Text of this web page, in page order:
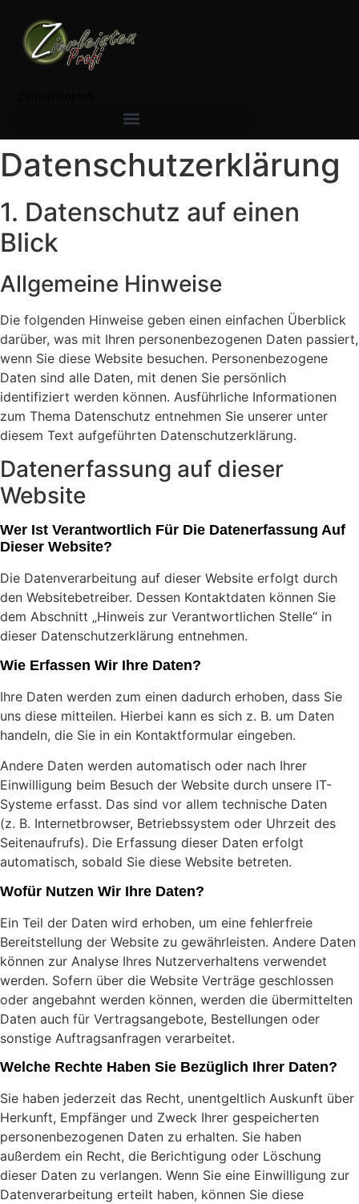
Datenschutz­erklärung
1. Datenschutz auf einen
Blick
Allgemeine Hinweise
Die folgenden Hinweise geben einen einfachen Überblick
darüber, was mit Ihren personenbezogenen Daten passiert,
wenn Sie diese Website besuchen. Personenbezogene
Daten sind alle Daten, mit denen Sie persönlich
identifiziert werden können. Ausführliche Informationen
zum Thema Datenschutz entnehmen Sie unserer unter
diesem Text aufgeführten Datenschutzerklärung.
Datenerfassung auf dieser
Website
Wer Ist Verantwortlich Für Die Datenerfassung Auf
Dieser Website?
Die Datenverarbeitung auf dieser Website erfolgt durch
den Websitebetreiber. Dessen Kontaktdaten können Sie
dem Abschnitt „Hinweis zur Verantwortlichen Stelle“ in
dieser Datenschutzerklärung entnehmen.
Wie Erfassen Wir Ihre Daten?
Ihre Daten werden zum einen dadurch erhoben, dass Sie
uns diese mitteilen. Hierbei kann es sich z. B. um Daten
handeln, die Sie in ein Kontaktformular eingeben.
Andere Daten werden automatisch oder nach Ihrer
Einwilligung beim Besuch der Website durch unsere IT-
Systeme erfasst. Das sind vor allem technische Daten
(z. B. Internetbrowser, Betriebssystem oder Uhrzeit des
Seitenaufrufs). Die Erfassung dieser Daten erfolgt
automatisch, sobald Sie diese Website betreten.
Wofür Nutzen Wir Ihre Daten?
Ein Teil der Daten wird erhoben, um eine fehlerfreie
Bereitstellung der Website zu gewährleisten. Andere Daten
können zur Analyse Ihres Nutzerverhaltens verwendet
werden. Sofern über die Website Verträge geschlossen
oder angebahnt werden können, werden die übermittelten
Daten auch für Vertragsangebote, Bestellungen oder
sonstige Auftragsanfragen verarbeitet.
Welche Rechte Haben Sie Bezüglich Ihrer Daten?
Sie haben jederzeit das Recht, unentgeltlich Auskunft über
Herkunft, Empfänger und Zweck Ihrer gespeicherten
personenbezogenen Daten zu erhalten. Sie haben
außerdem ein Recht, die Berichtigung oder Löschung
dieser Daten zu verlangen. Wenn Sie eine Einwilligung zur
Datenverarbeitung erteilt haben, können Sie diese